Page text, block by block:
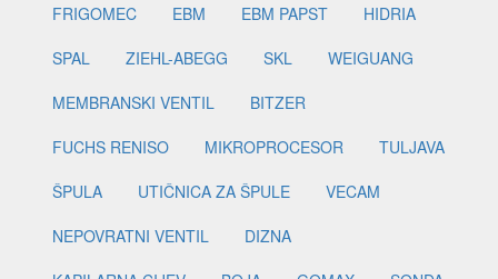
FRIGOMEC
EBM EBM PAPST
HIDRIA
SPAL
ZIEHL-ABEGG SKL
WEIGUANG
MEMBRANSKI VENTIL
BITZER
FUCHS RENISO
MIKROPROCESOR
TULJAVA
ŠPULA
UTIČNICA ZA ŠPULE
VECAM
NEPOVRATNI VENTIL
DIZNA